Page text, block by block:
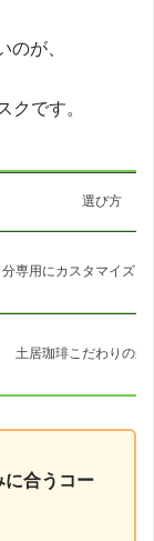
のが、
クです。
選び方
分専用にカスタマイズし
土居珈琲こだわりの最
合うコー